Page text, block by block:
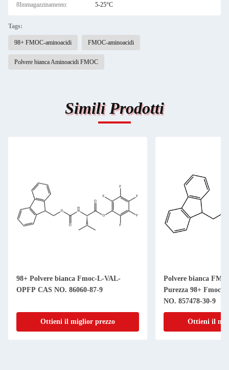
8Immagazzinamento: 5-25°C
Tags:
98+ FMOC-aminoacidi FMOC-aminoacidi
Polvere bianca Aminoacidi FMOC
Simili Prodotti
98+ Polvere bianca Fmoc-L-VAL-
OPFP CAS NO. 86060-87-9
Ottieni il miglior prezzo
Polvere bianca
Purezza 98+ Fmoc-
NO. 857478-30-9
Ottieni il